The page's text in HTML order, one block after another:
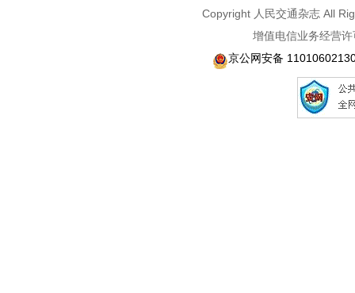
Copyright 人民交通杂志 All
增值电信业务经营
京公网安备